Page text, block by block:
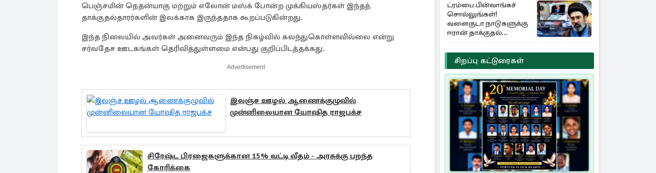
பெஞ்சமின் நெதன்யாகு மற்றும் எலோன் மஸ்க் போன்ற முக்கியஸ்தர்கள் இந்தத்
தாக்குதல்தாரர்களின் இலக்காக இருந்ததாக கூறப்படுகின்றது.
இந்த நிலையில் அவர்கள் அனைவரும் இந்த நிகழ்வில் கலந்துகொள்ளவில்லை என்று
சர்வதேச ஊடகங்கள் தெரிவித்துள்ளமை என்பது குறிப்பிடத்தக்கது.
Advertisement
இலஞ்ச ஊழல் ஆணைக்குழுவில்
முன்னிலையான யோஷித ராஜபக்ச
சிரேஷ்ட பிரஜைகளுக்கான 15% வட்டி வீதம் - அரசுக்கு பறந்த
கோரிக்கை
ட்ரம்பை பின்வாங்கச்
சொல்லுங்கள்!
வளைகுடா நாடுகளுக்கு
ஈரான் தாக்குதல்
எச்சரிக்கை
சிறப்பு கட்டுரைகள்